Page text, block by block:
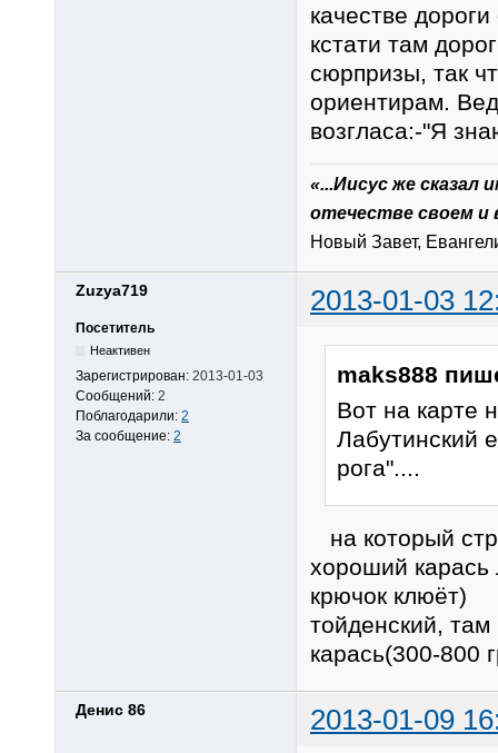
качестве
кстати там
сюрпризы, так
ориентирам.
возгласа:-"Я
«...Иисус же сказал
отечестве своем и
Новый Завет,
Zuzya719 2013-01-03
Посетитель
Неактивен
Зарегистрирован: 2013-01-03
Сообщений: 2
Поблагодарили: 2
За сообщение: 2
maks888
Вот на карте
Лабутинский
рога"....
на который
хороший карась
крючок клюёт)
тойденский, там
карась(300-800
Денис 86 2013-01-09